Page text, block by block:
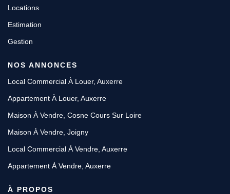
Locations
Estimation
Gestion
NOS ANNONCES
Local Commercial À Louer, Auxerre
Appartement À Louer, Auxerre
Maison À Vendre, Cosne Cours Sur Loire
Maison À Vendre, Joigny
Local Commercial À Vendre, Auxerre
Appartement À Vendre, Auxerre
À PROPOS